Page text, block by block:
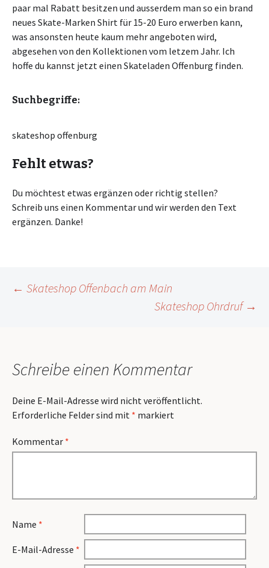
paar mal Rabatt besitzen und ausserdem man so ein brand
neues Skate-Marken Shirt für 15-20 Euro erwerben kann,
was ansonsten heute kaum mehr angeboten wird,
abgesehen von den Kollektionen vom letzem Jahr. Ich
hoffe du kannst jetzt einen Skateladen Offenburg finden.
Suchbegriffe:
skateshop offenburg
Fehlt etwas?
Du möchtest etwas ergänzen oder richtig stellen?
Schreib uns einen Kommentar und wir werden den Text
ergänzen. Danke!
Beitragsnavigation
← Skateshop Offenbach am Main
Skateshop Ohrdruf →
Schreibe einen Kommentar
Deine E-Mail-Adresse wird nicht veröffentlicht.
Erforderliche Felder sind mit * markiert
Kommentar *
Name *
E-Mail-Adresse *